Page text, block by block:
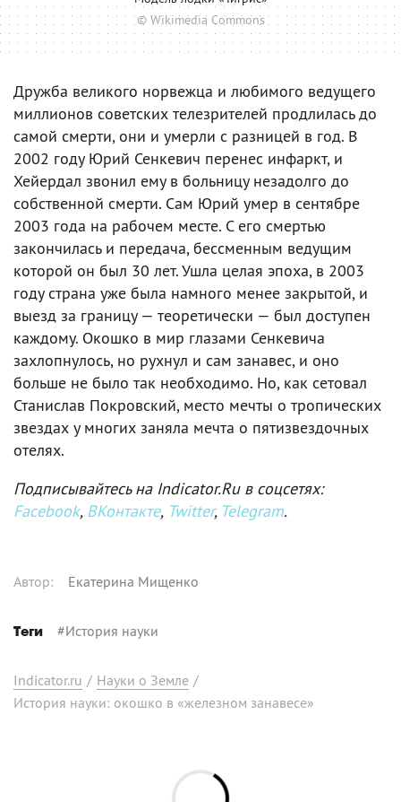
© Wikimedia Commons
Дружба великого норвежца и любимого ведущего
миллионов советских телезрителей продлилась до
самой смерти, они и умерли с разницей в год. В
2002 году Юрий Сенкевич перенес инфаркт, и
Хейердал звонил ему в больницу незадолго до
собственной смерти. Сам Юрий умер в сентябре
2003 года на рабочем месте. С его смертью
закончилась и передача, бессменным ведущим
которой он был 30 лет. Ушла целая эпоха, в 2003
году страна уже была намного менее закрытой, и
выезд за границу — теоретически — был доступен
каждому. Окошко в мир глазами Сенкевича
захлопнулось, но рухнул и сам занавес, и оно
больше не было так необходимо. Но, как сетовал
Станислав Покровский, место мечты о тропических
звездах у многих заняла мечта о пятизвездочных
отелях.
Подписывайтесь на Indicator.Ru в соцсетях:
Facebook, ВКонтакте, Twitter, Telegram.
Автор: Екатерина Мищенко
Теги #История науки
Indicator.ru / Науки о Земле /
История науки: окошко в «железном занавесе»